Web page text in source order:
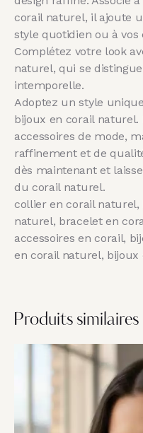
corail naturel, il ajoute
style quotidien ou à vos
Complétez votre look
naturel, qui se
intemporelle.
Adoptez un style
bijoux en corail
accessoires de mode,
raffinement et de
dès maintenant et
du corail naturel.
collier en corail naturel,
naturel, bracelet en
accessoires en corail,
en corail naturel, bijoux
Produits similaires